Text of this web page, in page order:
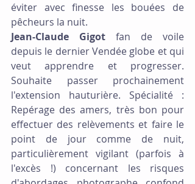
éviter avec finesse les bouées de
pêcheurs la nuit.
Jean-Claude Gigot fan
de voile
depuis le dernier Vendée globe et qui
veut apprendre et progresser.
Souhaite passer prochainement
l'extension hauturière. Spécialité :
Repérage des amers, très bon pour
effectuer des relèvements et faire le
point de jour comme de nuit,
particulièrement vigilant (parfois à
l'excès !) concernant les risques